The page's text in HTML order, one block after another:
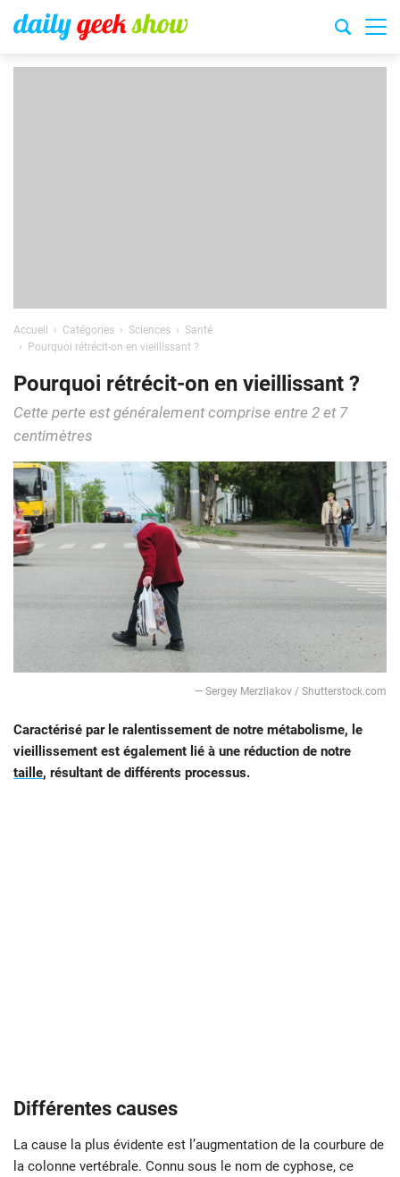
Accueil Catégories Sciences
Santé
Pourquoi rétrécit-on en vieillissant ?
Pourquoi rétrécit-on en vieillissant ?
Cette perte est généralement comprise entre 2 et 7
centimètres
— Sergey Merzliakov / Shutterstock.com
Caractérisé par le ralentissement de notre métabolisme, le
vieillissement est également lié à une réduction de notre
taille, résultant de différents processus.
Différentes causes
La cause la plus évidente est l’augmentation de la courbure de
la colonne vertébrale. Connu sous le nom de cyphose, ce